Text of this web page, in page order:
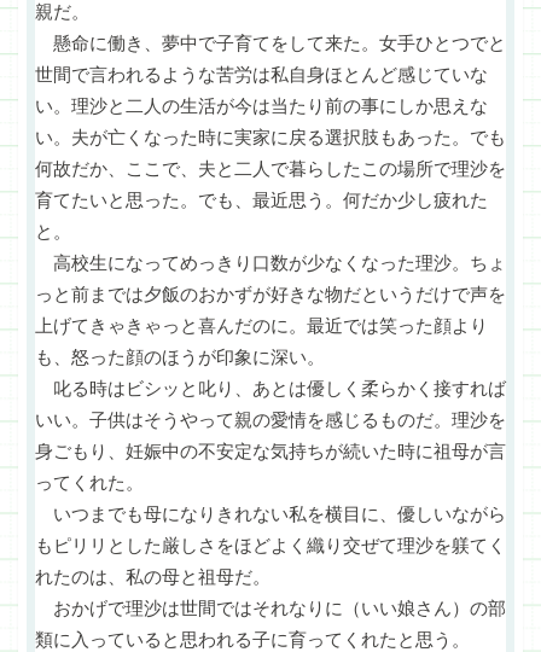
親だ。
懸命に働き、夢中で子育てをして来た。女手ひとつでと
世間で言われるような苦労は私自身ほとんど感じていな
い。理沙と二人の生活が今は当たり前の事にしか思えな
い。夫が亡くなった時に実家に戻る選択肢もあった。でも
何故だか、ここで、夫と二人で暮らしたこの場所で理沙を
育てたいと思った。でも、最近思う。何だか少し疲れた
と。
高校生になってめっきり口数が少なくなった理沙。ちょ
っと前までは夕飯のおかずが好きな物だというだけで声を
上げてきゃきゃっと喜んだのに。最近では笑った顔より
も、怒った顔のほうが印象に深い。
叱る時はビシッと叱り、あとは優しく柔らかく接すれば
いい。子供はそうやって親の愛情を感じるものだ。理沙を
身ごもり、妊娠中の不安定な気持ちが続いた時に祖母が言
ってくれた。
いつまでも母になりきれない私を横目に、優しいながら
もピリリとした厳しさをほどよく織り交ぜて理沙を躾てく
れたのは、私の母と祖母だ。
おかげで理沙は世間ではそれなりに（いい娘さん）の部
類に入っていると思われる子に育ってくれたと思う。